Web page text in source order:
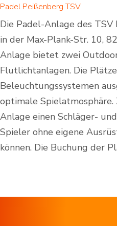
Padel Peißenberg TSV
Die Padel-Anlage des
in der Max-Plank-Str. 10,
Anlage bietet zwei
Flutlichtanlagen. Die
Beleuchtungssystemen
optimale
Anlage einen Schläger-
Spieler ohne eigene
können. Die Buchung der